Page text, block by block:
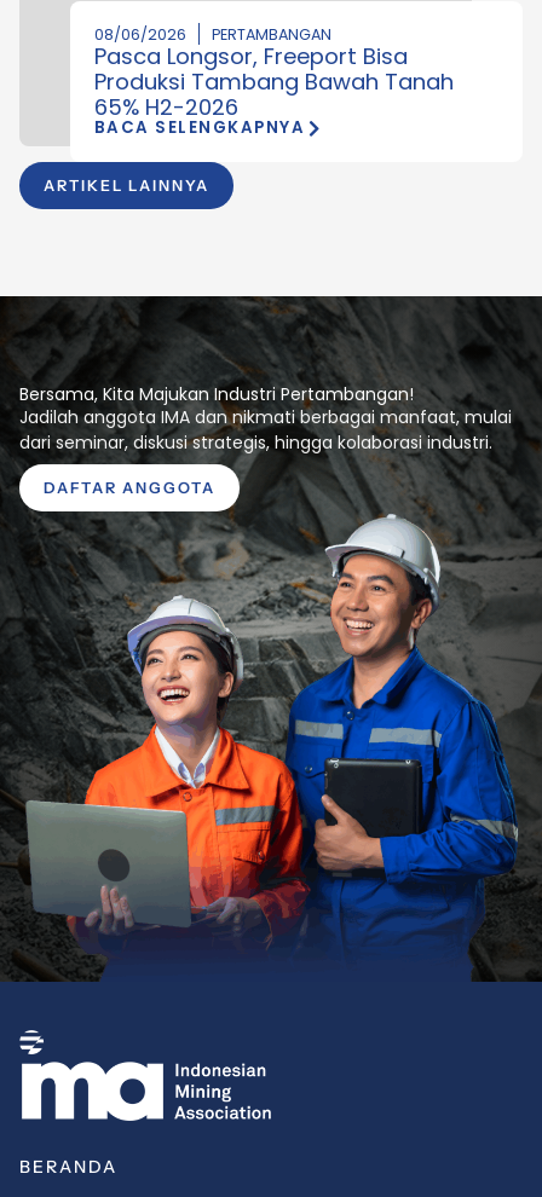
ARTIKEL LAINNYA
08/06/2026 PERTAMBANGAN
Pasca Longsor, Freeport Bisa
Produksi Tambang Bawah Tanah
65% H2-2026
BACA SELENGKAPNYA
Bersama, Kita Majukan Industri Pertambangan!
Jadilah anggota IMA dan nikmati berbagai manfaat, mulai
dari seminar, diskusi strategis, hingga kolaborasi industri.
DAFTAR ANGGOTA
BERANDA